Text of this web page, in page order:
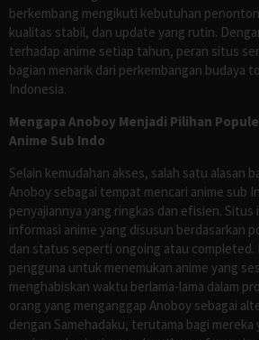
berkembang mengikuti kebutuhan
kualitas stabil, dan update yang rutin.
terhadap anime setiap tahun, peran situs
bagian menarik dari perkembangan budaya
Indonesia.
Mengapa Anoboy Menjadi Pilihan
Anime Sub Indo
Selain kemudahan akses, salah satu alasan
Anoboy sebagai tempat mencari anime sub
penyajiannya yang ringkas dan efisien. Situs
informasi anime yang disusun berdasarkan
dan status seperti ongoing atau completed.
pengguna untuk menemukan anime yang
menghabiskan waktu berlama-lama dalam
orang yang menganggap Anoboy sebagai
dengan Samehadaku, terutama bagi